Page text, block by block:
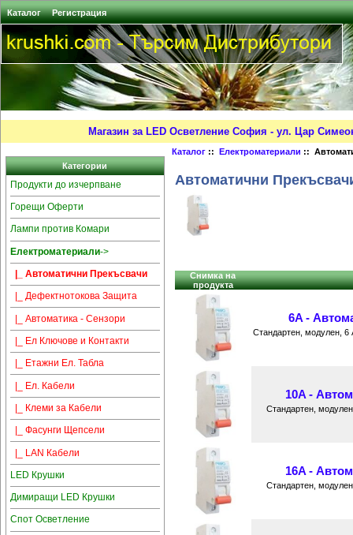
Каталог Регистрация
Магазин за LED Осветление София - ул. Цар
Категории
Продукти до изчерпване
Горещи Оферти
Лампи против Комари
Електроматериали->
|_ Автоматични Прекъсвачи
|_ Дефектнотокова Защита
|_ Автоматика - Сензори
|_ Ел Ключове и Контакти
|_ Етажни Ел. Табла
|_ Ел. Кабели
|_ Клеми за Кабели
|_ Фасунги Щепсели
|_ LAN Кабели
LED Крушки
Димиращи LED Крушки
Спот Осветление
Каталог ::Електроматериали ::
Автоматични
Снимка на
продукта
6A -
Стандартен, модулен,
10A -
Стандартен,
16A -
Стандартен,